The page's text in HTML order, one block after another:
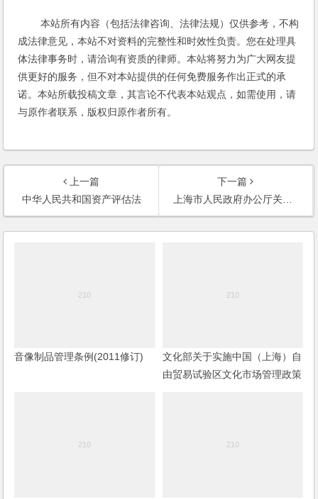
本站所有内容（包括法律咨询、法律法规）仅供参考，不构
成法律意见，本站不对资料的完整性和时效性负责。您在处理具
体法律事务时，请洽询有资质的律师。本站将努力为广大网友提
供更好的服务，但不对本站提供的任何免费服务作出正式的承
诺。本站所载投稿文章，其言论不代表本站观点，如需使用，请
与原作者联系，版权归原作者所有。
上一篇
中华人民共和国资产评估法
下一篇
上海市人民政府办公厅关于加快本市融资租赁业发展的实施意见
音像制品管理条例(2011修订)
文化部关于实施中国（上海）自
由贸易试验区文化市场管理政策